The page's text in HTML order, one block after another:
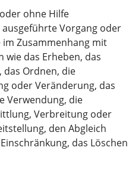
ohne Hilfe
Vorgang oder
Zusammenhang mit
wie das Erheben, das
das Ordnen, die
oder Veränderung, das
Verwendung, die
Verbreitung oder
den Abgleich
das Löschen